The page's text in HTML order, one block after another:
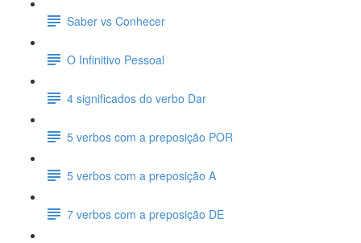
Saber vs Conhecer
O Infinitivo Pessoal
4 significados do verbo Dar
5 verbos com a preposição POR
5 verbos com a preposição A
7 verbos com a preposição DE